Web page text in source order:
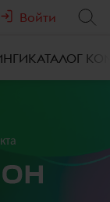
Войти
КАТАЛОГ